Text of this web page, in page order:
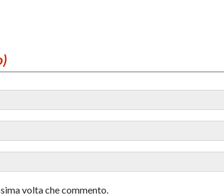
volta che commento.